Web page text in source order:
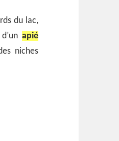
du lac,
apié
niches